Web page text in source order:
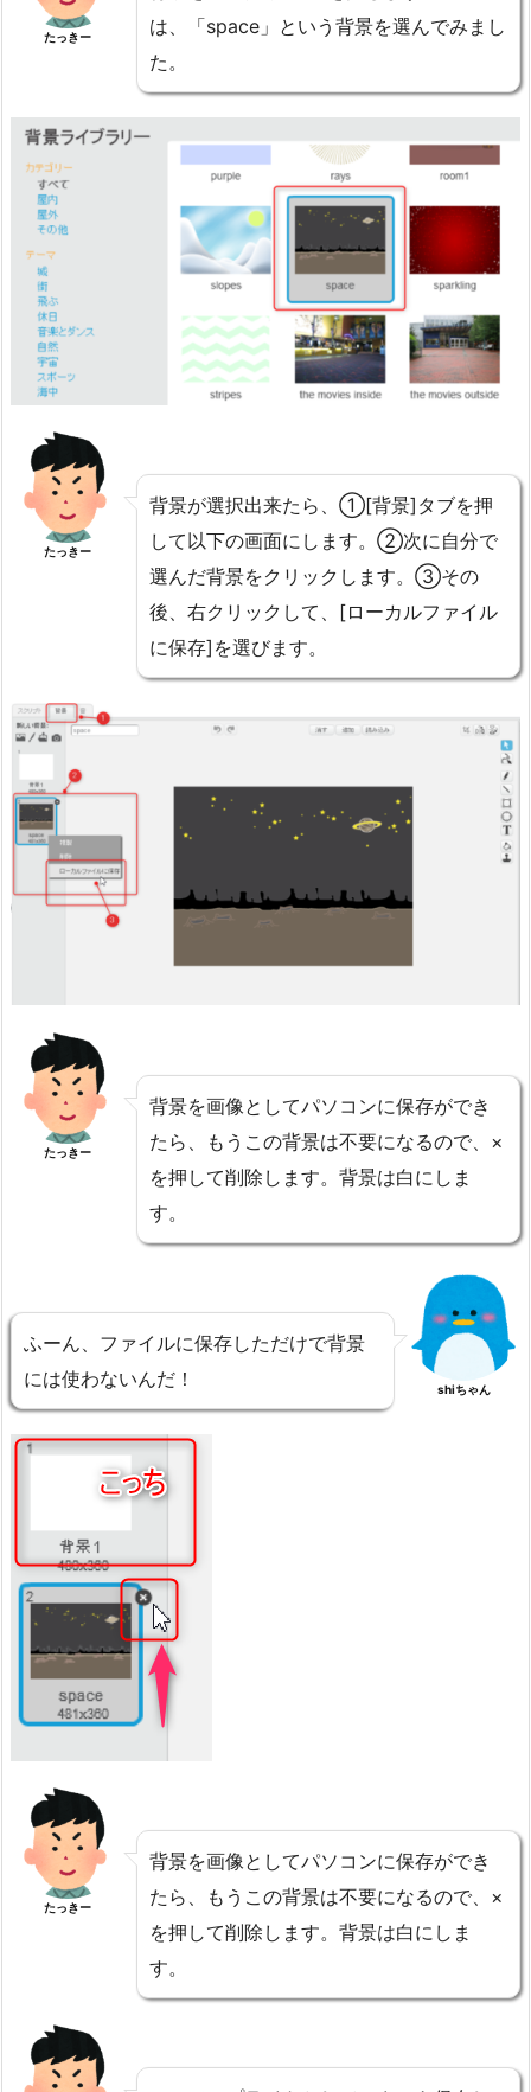
たっきー
は、「space」という背景を選んでみまし
た。
たっきー
背景が選択出来たら、①[背景]タブを押
して以下の画面にします。②次に自分で
選んだ背景をクリックします。③その
後、右クリックして、[ローカルファイル
に保存]を選びます。
たっきー
背景を画像としてパソコンに保存ができ
たら、もうこの背景は不要になるので、×
を押して削除します。背景は白にしま
す。
ふーん、ファイルに保存しただけで背景
には使わないんだ！
shiちゃん
たっきー
背景を画像としてパソコンに保存ができ
たら、もうこの背景は不要になるので、×
を押して削除します。背景は白にしま
す。